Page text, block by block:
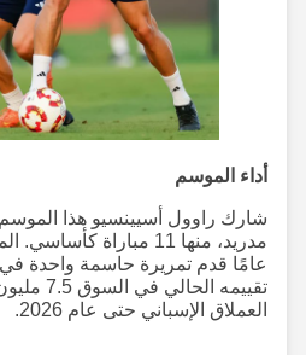
أداء الموسم
عامًا قدم تمريرة حاسمة واحدة في
تقييمه الحالي
العملاق الإسباني حتى عام 2026.